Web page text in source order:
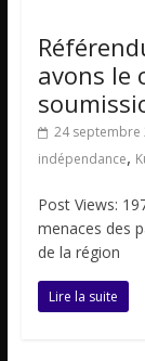
avons le
24 septembre
indépendance,
Post Views:
menaces des
de la région
Lire la suite